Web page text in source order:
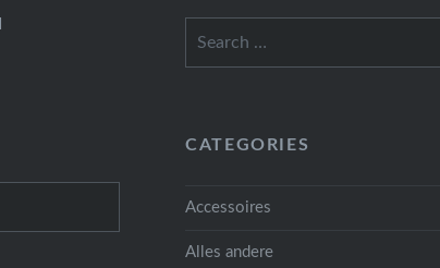
CATEGORIES
Accessoires
Alles andere